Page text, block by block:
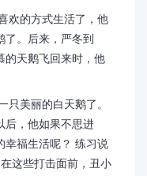
的方式生活了，他
了。后来，严冬到
的天鹅飞回来时，他
美丽的白天鹅了。
后，他如果不思进
幸福生活呢？ 练习说
这些打击面前，丑小